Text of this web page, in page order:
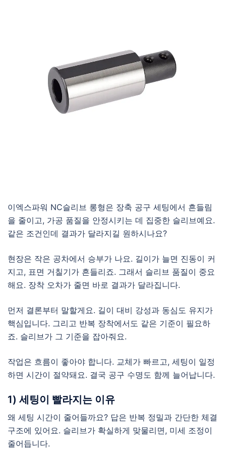
이엑스파워 NC슬리브 롱형은 장축 공구 세팅에서 흔들림
을 줄이고, 가공 품질을 안정시키는 데 집중한 슬리브예요.
같은 조건인데 결과가 달라지길 원하시나요?
현장은 작은 공차에서 승부가 나요. 길이가 늘면 진동이 커
지고, 표면 거칠기가 흔들리죠. 그래서 슬리브 품질이 중요
해요. 장착 오차가 줄면 바로 결과가 달라집니다.
먼저 결론부터 말할게요. 길이 대비 강성과 동심도 유지가
핵심입니다. 그리고 반복 장착에서도 같은 기준이 필요하
죠. 슬리브가 그 기준을 잡아줘요.
작업은 흐름이 좋아야 합니다. 교체가 빠르고, 세팅이 일정
하면 시간이 절약돼요. 결국 공구 수명도 함께 늘어납니다.
1) 세팅이 빨라지는 이유
왜 세팅 시간이 줄어들까요? 답은 반복 정밀과 간단한 체결
구조에 있어요. 슬리브가 확실하게 맞물리면, 미세 조정이
줄어듭니다.